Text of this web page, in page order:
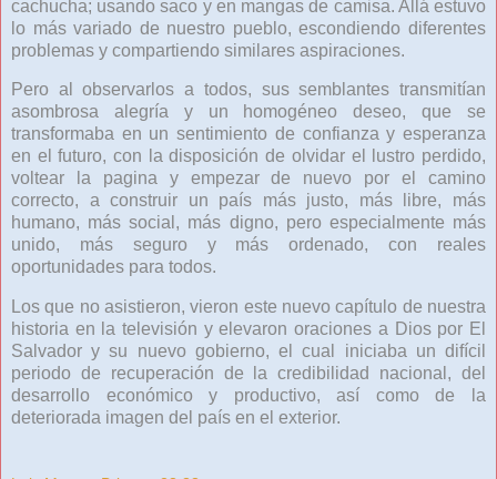
cachucha; usando saco y en mangas de camisa. Allá estuvo
lo más variado de nuestro pueblo, escondiendo diferentes
problemas y compartiendo similares aspiraciones.
Pero al observarlos a todos, sus semblantes transmitían
asombrosa alegría y un homogéneo deseo, que se
transformaba en un sentimiento de confianza y esperanza
en el futuro, con la disposición de olvidar el lustro perdido,
voltear la pagina y empezar de nuevo por el camino
correcto, a construir un país más justo, más libre, más
humano, más social, más digno, pero especialmente más
unido, más seguro y más ordenado, con reales
oportunidades para todos.
Los que no asistieron, vieron este nuevo capítulo de nuestra
historia en la televisión y elevaron oraciones a Dios por El
Salvador y su nuevo gobierno, el cual iniciaba un difícil
periodo de recuperación de la credibilidad nacional, del
desarrollo económico y productivo, así como de la
deteriorada imagen del país en el exterior.